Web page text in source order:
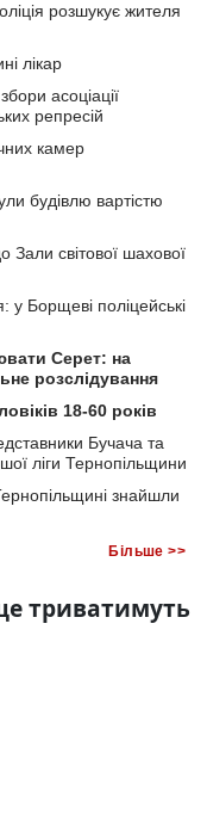
розшукує жителя
лікар
асоціації
репресій
камер
будівлю вартістю
світової шахової
у Борщеві поліцейські
Серет: на
розслідування
18-60 років
Бучача та
ліги Тернопільщини
знайшли
Більше >>
триватимуть